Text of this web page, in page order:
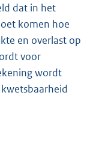
dat in het
komen hoe
en overlast op
voor
wordt